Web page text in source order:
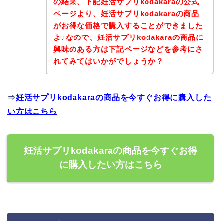
の結果、下記妊活サプリkodakaraの公式
ページより、妊活サプリkodakaraの商品
がお得な価格で購入することができました
よ♪なので、妊活サプリkodakaraの商品に
興味のある方は下記ページなどを参考にさ
れてみてはいかがでしょうか？
⇒妊活サプリkodakaraの商品を今すぐお得に購入した
い方はこちら
妊活サプリkodakaraの商品を今すぐお得
に購入したい方はこちら